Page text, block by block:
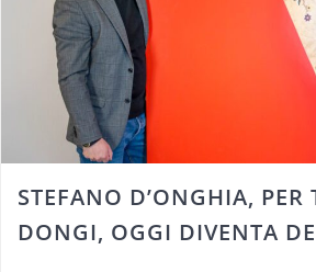
STEFANO D’ONGHIA, PER
DONGI, OGGI DIVENTA